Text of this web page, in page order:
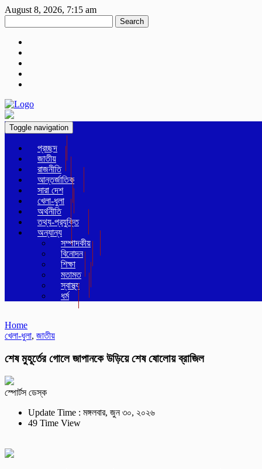
August 8, 2026, 7:15 am
Search
Toggle navigation
প্রচ্ছদ
জাতীয়
রাজনীতি
আন্তর্জাতিক
সারা দেশ
খেলা-ধুলা
অর্থনীতি
তথ্য-প্রযুক্তি
অন্যান্য
সম্পাদকীয়
বিনোদন
শিক্ষা
মতামত
স্বাস্থ্য
ধর্ম
Home
খেলা-ধুলা, জাতীয়
শেষ মুহূর্তের গোলে জাপানকে উড়িয়ে শেষ ষোলোয় ব্রাজিল
স্পোর্টস ডেস্ক
Update Time : মঙ্গলবার, জুন ৩০, ২০২৬
49 Time View